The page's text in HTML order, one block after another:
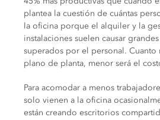
plantea la cuestión de cuántas
la oficina porque el alquiler y la
instalaciones suelen causar
superados por el personal. Cuanto
plano de planta, menor será el
Para acomodar a menos
solo vienen a la oficina
están creando escritorios